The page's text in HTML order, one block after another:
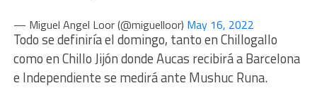
— Miguel Angel Loor (@miguelloor) May 16, 2022
Todo se definiría el domingo, tanto en Chillogallo
como en Chillo Jijón donde Aucas recibirá a Barcelona
e Independiente se medirá ante Mushuc Runa.